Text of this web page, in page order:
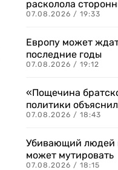
расколола
07.08.2026 / 19:33
Европу может
последние годы
07.08.2026 / 19:12
«Пощечина
политики
07.08.2026 / 18:43
Убивающий людей
может мутировать
07.08.2026 / 18:15